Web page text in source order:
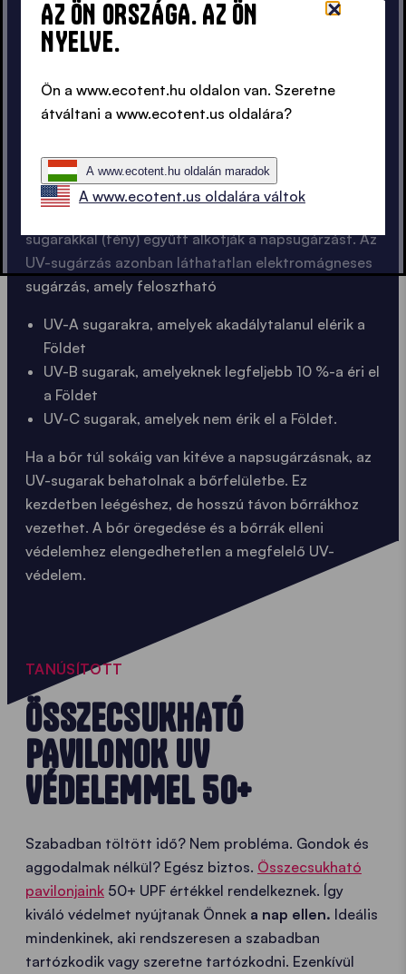
RÖVIDEN ELMAGYARÁZVA
MIK IS VALÓJÁBAN AZ UV-
Az ultraibolya sugarak, röviden UV-sugarak, a hőt
sugarakkal (fény) együtt alkotják a napsugárzást. Az
UV-sugárzás azonban láthatatlan elektromágneses
sugárzás, amely felosztható
UV-A sugarakra, amelyek akadálytalanul elérik a
Földet
UV-B sugarak, amelyeknek legfeljebb 10 %-a éri el
a Földet
UV-C sugarak, amelyek nem érik el a Földet.
Ha a bőr túl sokáig van kitéve a napsugárzásnak, az
UV-sugarak behatolnak a bőrfelületbe. Ez
kezdetben leégéshez, de hosszú távon bőrrákhoz
vezethet. A bőr öregedése és a bőrrák elleni
védelemhez elengedhetetlen a megfelelő UV-
védelem.
TANÚSÍTOTT
ÖSSZECSUKHATÓ
PAVILONOK UV
VÉDELEMMEL 50+
Szabadban töltött idő? Nem probléma. Gondok és
aggodalmak nélkül? Egész biztos. Összecsukható
pavilonjaink 50+ UPF értékkel rendelkeznek. Így
kiváló védelmet nyújtanak Önnek a nap ellen. Ideális
mindenkinek, aki rendszeresen a szabadban
tartózkodik vagy szeretne tartózkodni. Ezenkívül
AZ ÖN ORSZÁGA. AZ ÖN
NYELVE.
Ön a www.ecotent.hu oldalon van. Szeretne
átváltani a www.ecotent.us oldalára?
A www.ecotent.hu oldalán maradok
A www.ecotent.us oldalára váltok